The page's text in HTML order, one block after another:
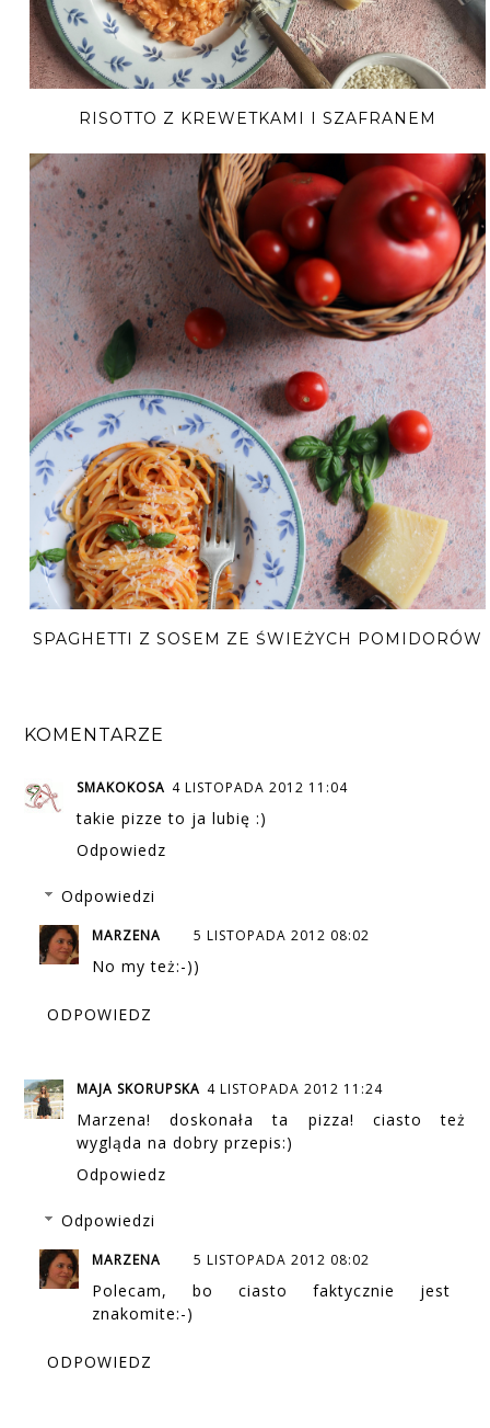
RISOTTO Z KREWETKAMI I SZAFRANEM
SPAGHETTI Z SOSEM ZE ŚWIEŻYCH POMIDORÓW
KOMENTARZE
SMAKOKOSA 4 LISTOPADA 2012 11:04
takie pizze to ja lubię :)
Odpowiedz
Odpowiedzi
MARZENA 5 LISTOPADA 2012 08:02
No my też:-))
ODPOWIEDZ
MAJA SKORUPSKA 4 LISTOPADA 2012 11:24
Marzena! doskonała ta pizza! ciasto też
wygląda na dobry przepis:)
Odpowiedz
Odpowiedzi
MARZENA 5 LISTOPADA 2012 08:02
Polecam, bo ciasto faktycznie jest
znakomite:-)
ODPOWIEDZ